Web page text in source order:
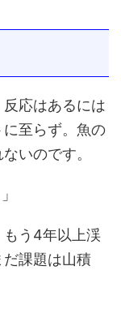
応はあるには
至らず。魚の
いのです。
もう4年以上渓
課題は山積